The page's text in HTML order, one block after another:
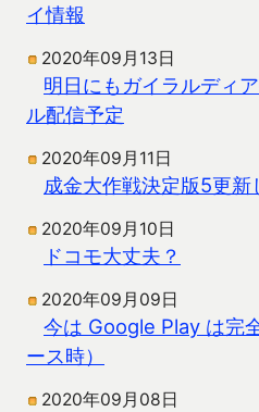
イ情報
2020年09月13日
明日にもガイラルディ
ル配信予定
2020年09月11日
成金大作戦決定版5更新
2020年09月10日
ドコモ大丈夫？
2020年09月09日
今は Google Play は完
ース時）
2020年09月08日